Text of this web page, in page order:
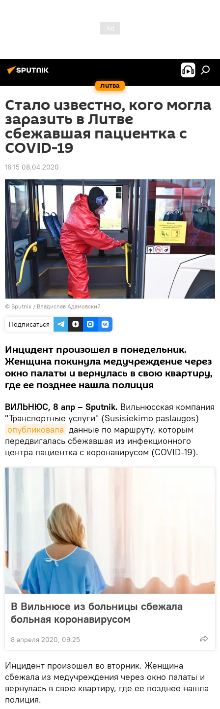
Литва
Стало известно, кого могла
заразить в Литве
сбежавшая пациентка с
COVID-19
16:15 08.04.2020
© Sputnik / Владислав Адамовский
Подписаться
Инцидент произошел в понедельник.
Женщина покинула медучреждение через
окно палаты и вернулась в свою квартиру,
где ее позднее нашла полиция
ВИЛЬНЮС, 8 апр – Sputnik. Вильнюсская компания
"Транспортные услуги" (Susisiekimo paslaugos)
опубликовала данные по маршруту, которым
передвигалась сбежавшая из инфекционного
центра пациентка с коронавирусом (COVID-19).
В Вильнюсе из больницы сбежала
больная коронавирусом
8 апреля 2020, 09:25
Инцидент произошел во вторник. Женщина
сбежала из медучреждения через окно палаты и
вернулась в свою квартиру, где ее позднее нашла
полиция.